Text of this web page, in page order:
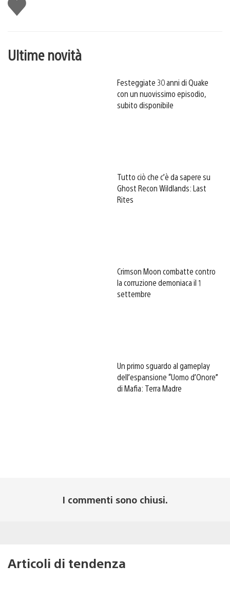
piace
Ultime novità
Festeggiate 30 anni di Quake
con un nuovissimo episodio,
subito disponibile
Tutto ciò che c’è da sapere su
Ghost Recon Wildlands: Last
Rites
Crimson Moon combatte contro
la corruzione demoniaca il 1
settembre
Un primo sguardo al gameplay
dell’espansione “Uomo d’Onore”
di Mafia: Terra Madre
I commenti sono chiusi.
Articoli di tendenza